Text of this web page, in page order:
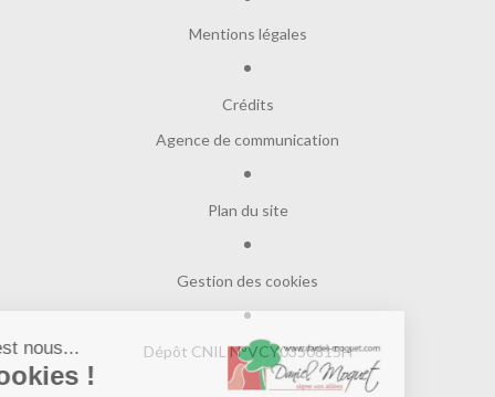
Mentions légales
Crédits
Agence de communication
Plan du site
Gestion des cookies
Dépôt CNIL N°VCY0350815H
Salut c'est nous...
les Cookies !